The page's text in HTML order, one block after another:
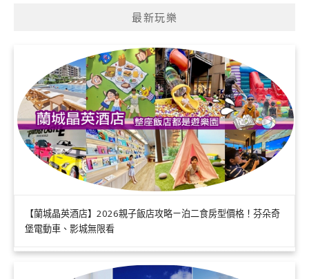
最新玩樂
【蘭城晶英酒店】2026親子飯店攻略ㄧ泊二食房型價格！芬朵奇
堡電動車、影城無限看